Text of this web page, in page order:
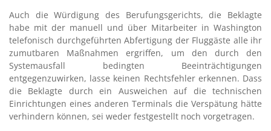
Auch die Würdigung des Berufungsgerichts, die Beklagte
habe mit der manuell und über Mitarbeiter in Washington
telefonisch durchgeführten Abfertigung der Fluggäste alle ihr
zumutbaren Maßnahmen ergriffen, um den durch den
Systemausfall bedingten Beeinträchtigungen
entgegenzuwirken, lasse keinen Rechtsfehler erkennen. Dass
die Beklagte durch ein Ausweichen auf die technischen
Einrichtungen eines anderen Terminals die Verspätung hätte
verhindern können, sei weder festgestellt noch vorgetragen.